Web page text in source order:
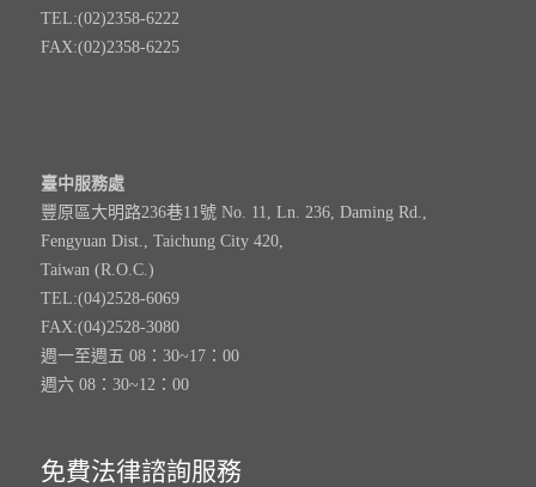
TEL:(02)2358-6222
FAX:(02)2358-6225
臺中服務處
豐原區大明路236巷11號 No. 11, Ln. 236, Daming Rd.,
Fengyuan Dist., Taichung City 420,
Taiwan (R.O.C.)
TEL:(04)2528-6069
FAX:(04)2528-3080
週一至週五 08：30~17：00
週六 08：30~12：00
免費法律諮詢服務